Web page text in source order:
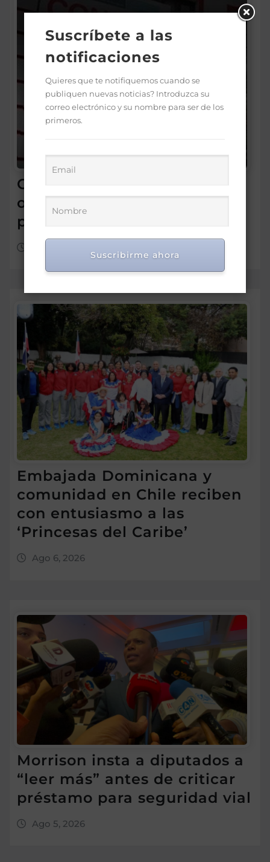
Conadis logra el gobierno
otorgue pensiones solidarias
por discapacidad
Embajada Dominicana y
comunidad en Chile reciben
con entusiasmo a las
‘Princesas del Caribe’
Ago 6, 2026
Morrison insta a diputados a
“leer más” antes de criticar
préstamo para seguridad vial
Ago 5, 2026
Suscríbete a las
notificaciones
Quieres que te notifiquemos cuando se
publiquen nuevas noticias? Introduzca su
correo electrónico y su nombre para ser de los
primeros.
Suscribirme ahora